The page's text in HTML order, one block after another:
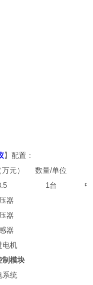
】配置：
元） 数量/单位
1台
器
器
器
电机
制模块
系统